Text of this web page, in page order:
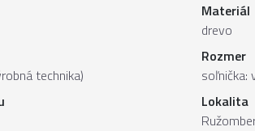
technika)
Materiál
drevo
Rozmer
soľnička:
Lokalita